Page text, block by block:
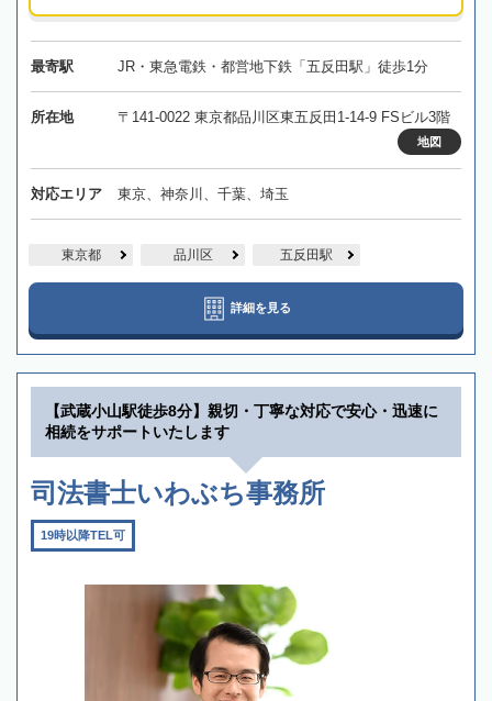
最寄駅 JR・東急電鉄・都営地下鉄「五反田駅」徒歩1分
所在地 〒141-0022 東京都品川区東五反田1-14-9 FSビル3階
地図
対応エリア 東京、神奈川、千葉、埼玉
東京都 品川区 五反田駅
詳細を見る
【武蔵小山駅徒歩8分】親切・丁寧な対応で安心・迅速に
相続をサポートいたします
司法書士いわぶち事務所
19時以降TEL可